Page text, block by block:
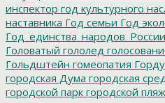
инспектор год культурного
наставника Год семьи Год
Год_единства_народов_России
Головатый гололед
Гольдштейн гомеопатия
городская Дума городская
городской парк городской пляж